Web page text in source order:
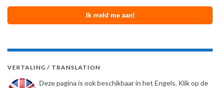
VERTALING / TRANSLATION
Deze pagina is ook beschikbaar in het Engels. Klik op de